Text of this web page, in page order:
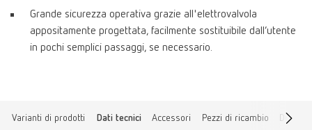
Grande sicurezza operativa grazie all'elettrovalvola
appositamente progettata, facilmente sostituibile dall’utente
in pochi semplici passaggi, se necessario.
Varianti di prodotti Dati tecnici Accessori Pezzi di ricambio